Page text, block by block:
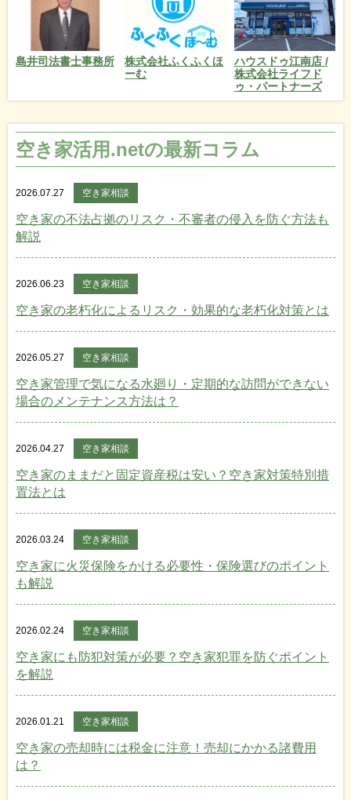
島井司法書士事務所
株式会社ふくふくほ
ーむ
ハウスドゥ江南店 /
株式会社ライフド
ゥ・パートナーズ
空き家活用.netの最新コラム
2026.07.27 空き家相談
空き家の不法占拠のリスク・不審者の侵入を防ぐ方法も
解説
2026.06.23 空き家相談
空き家の老朽化によるリスク・効果的な老朽化対策とは
2026.05.27 空き家相談
空き家管理で気になる水廻り・定期的な訪問ができない
場合のメンテナンス方法は？
2026.04.27 空き家相談
空き家のままだと固定資産税は安い？空き家対策特別措
置法とは
2026.03.24 空き家相談
空き家に火災保険をかける必要性・保険選びのポイント
も解説
2026.02.24 空き家相談
空き家にも防犯対策が必要？空き家犯罪を防ぐポイント
を解説
2026.01.21 空き家相談
空き家の売却時には税金に注意！売却にかかる諸費用
は？